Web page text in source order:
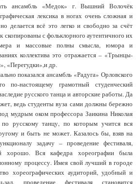
ансамбль «Медок» г. Вышний Волочёк
лексика в ногах очень сложная и
делается всё это легко и свободно за счёт
скопированы с фольклорного аутентичного их
и массовые полны смысла, юмора и
коллектива это отражается – «Трынцы-
«Перегудки»,и др.
показался ансамбль «Радуга» Орловского
по-настоящему грамотный студенческий
русского танца и авторские работы. Да
ведь студенты вуза сами должны бережно
мудрым оком профессора Заикина Николая
по русскому танцу, по которым учится вся
и быть не может. Казалось бы, взяв на
задачу – проведение фестиваля,
Вся кафедра хореографии была
процессу. Имея свой лучший в городе
хореографических аудиторий, удобный и
зал, проведение фестиваля становится